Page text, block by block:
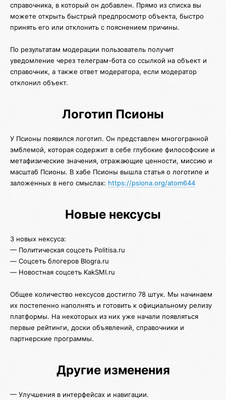
справочника, в который он добавлен. Прямо из списка вы
можете открыть быстрый предпросмотр объекта, быстро
принять его или отклонить с пояснением причины.
По результатам модерации пользователь получит
уведомление через телеграм-бота со ссылкой на объект и
справочник, а также ответ модератора, если модератор
отклонил объект.
Логотип Псионы
У Псионы появился логотип. Он представлен многогранной
эмблемой, которая содержит в себе глубокие философские и
метафизические значения, отражающие ценности, миссию и
масштаб Псионы. В хабе Псионы вышла статья о логотипе и
заложенных в него смыслах: https://psiona.org/atom644
Новые нексусы
3 новых нексуса:
— Политическая соцсеть Politisa.ru
— Соцсеть блогеров Blogra.ru
— Новостная соцсеть KakSMI.ru
Общее количество нексусов достигло 78 штук. Мы начинаем
их постепенно наполнять и готовить к официальному релизу
платформы. На некоторых из них уже начали появляться
первые рейтинги, доски объявлений, справочники и
партнерские программы.
Другие изменения
— Улучшения в интерфейсах и навигации.